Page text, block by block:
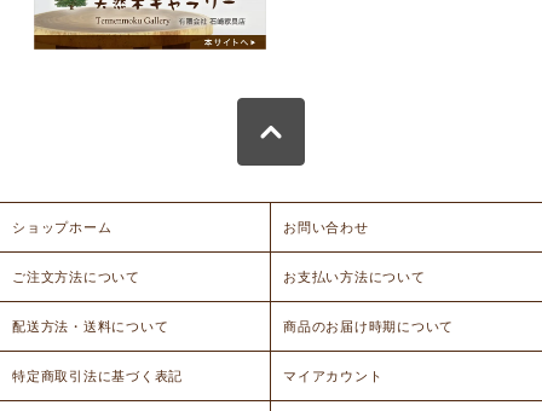
ショップホーム お問い合わせ
ご注文方法について お支払い方法について
配送方法・送料について 商品のお届け時期について
特定商取引法に基づく表記 マイアカウント